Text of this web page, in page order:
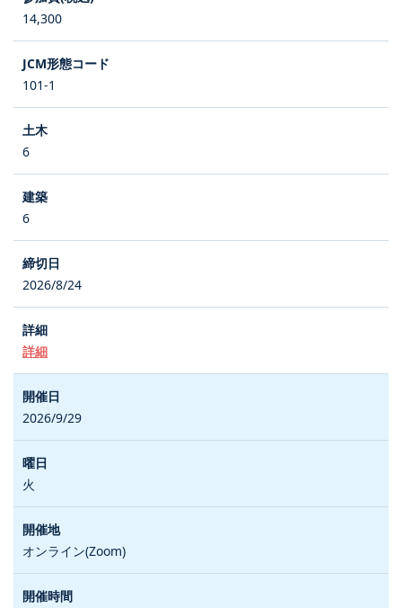
14,300
101-1
6
6
2026/8/24
詳細
2026/9/29
火
オンライン(Zoom)